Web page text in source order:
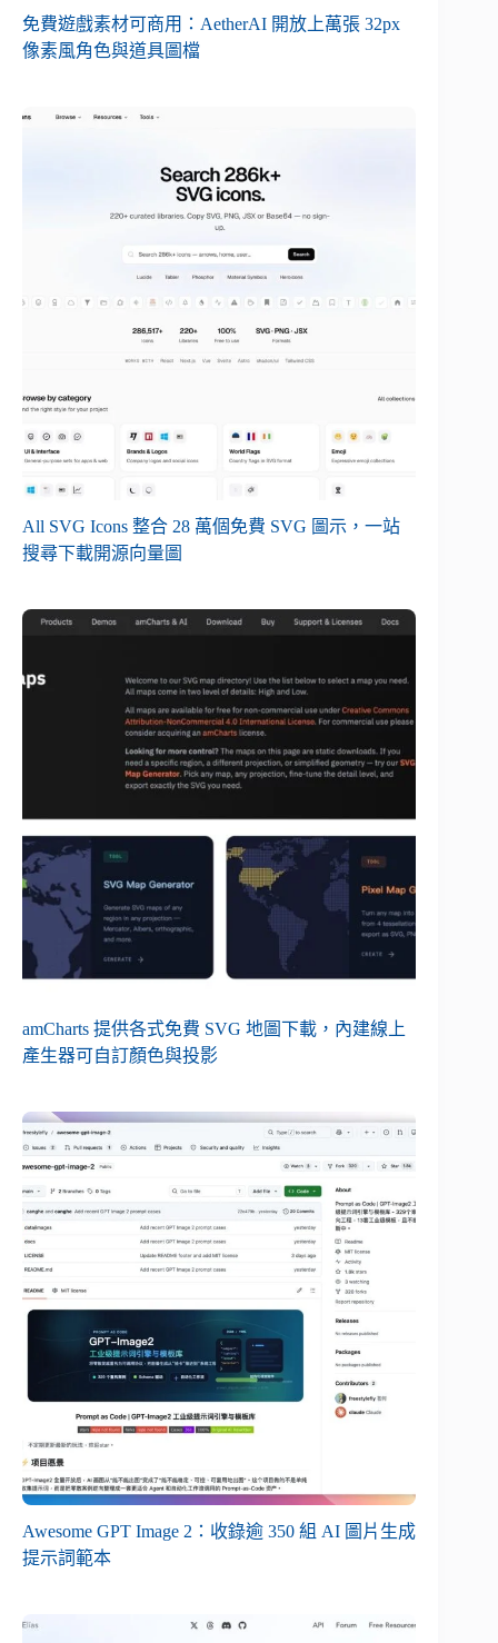
免費遊戲素材可商用：AetherAI 開放上萬張 32px
像素風角色與道具圖檔
All SVG Icons 整合 28 萬個免費 SVG 圖示，一站
搜尋下載開源向量圖
amCharts 提供各式免費 SVG 地圖下載，內建線上
產生器可自訂顏色與投影
Awesome GPT Image 2：收錄逾 350 組 AI 圖片生成
提示詞範本